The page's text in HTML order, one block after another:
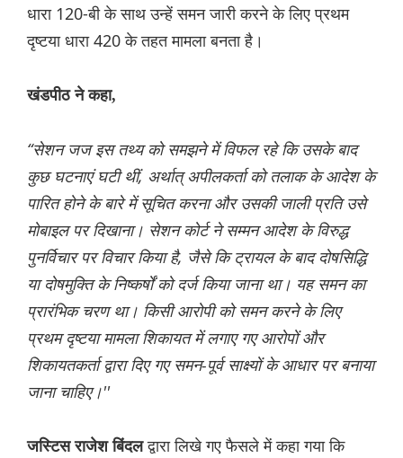
धारा 120-बी के साथ उन्हें समन जारी करने के लिए प्रथम
दृष्टया धारा 420 के तहत मामला बनता है।
खंडपीठ ने कहा,
“सेशन जज इस तथ्य को समझने में विफल रहे कि उसके बाद
कुछ घटनाएं घटी थीं, अर्थात् अपीलकर्ता को तलाक के आदेश के
पारित होने के बारे में सूचित करना और उसकी जाली प्रति उसे
मोबाइल पर दिखाना। सेशन कोर्ट ने सम्मन आदेश के विरुद्ध
पुनर्विचार पर विचार किया है, जैसे कि ट्रायल के बाद दोषसिद्धि
या दोषमुक्ति के निष्कर्षों को दर्ज किया जाना था। यह समन का
प्रारंभिक चरण था। किसी आरोपी को समन करने के लिए
प्रथम दृष्टया मामला शिकायत में लगाए गए आरोपों और
शिकायतकर्ता द्वारा दिए गए समन-पूर्व साक्ष्यों के आधार पर बनाया
जाना चाहिए।''
जस्टिस राजेश बिंदलद्वारा लिखे गए फैसले में कहा गया कि